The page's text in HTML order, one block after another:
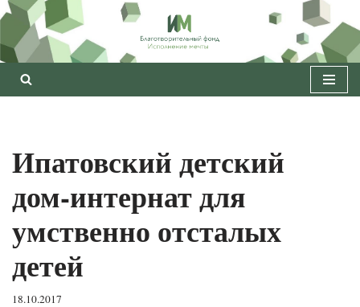
Перейти
к
содержимому
Ипатовский детский
дом-интернат для
умственно отсталых
детей
18.10.2017